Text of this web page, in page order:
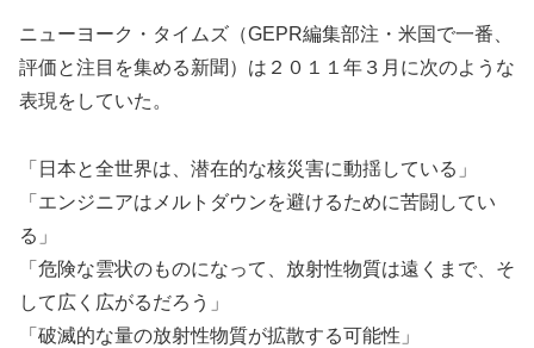
ニューヨーク・タイムズ（GEPR編集部注・米国で一番、
評価と注目を集める新聞）は２０１１年３月に次のような
表現をしていた。
「日本と全世界は、潜在的な核災害に動揺している」
「エンジニアはメルトダウンを避けるために苦闘してい
る」
「危険な雲状のものになって、放射性物質は遠くまで、そ
して広く広がるだろう」
「破滅的な量の放射性物質が拡散する可能性」